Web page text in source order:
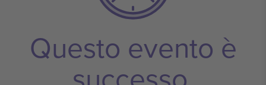
Questo evento è